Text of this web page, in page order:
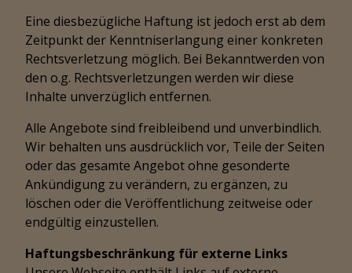
Eine diesbezügliche Haftung ist jedoch erst ab dem
Zeitpunkt der Kenntniserlangung einer konkreten
Rechtsverletzung möglich. Bei Bekanntwerden von
den o.g. Rechtsverletzungen werden wir diese
Inhalte unverzüglich entfernen.
Alle Angebote sind freibleibend und unverbindlich.
Wir behalten uns ausdrücklich vor, Teile der Seiten
oder das gesamte Angebot ohne gesonderte
Ankündigung zu verändern, zu ergänzen, zu
löschen oder die Veröffentlichung zeitweise oder
endgültig einzustellen.
Haftungsbeschränkung für externe Links